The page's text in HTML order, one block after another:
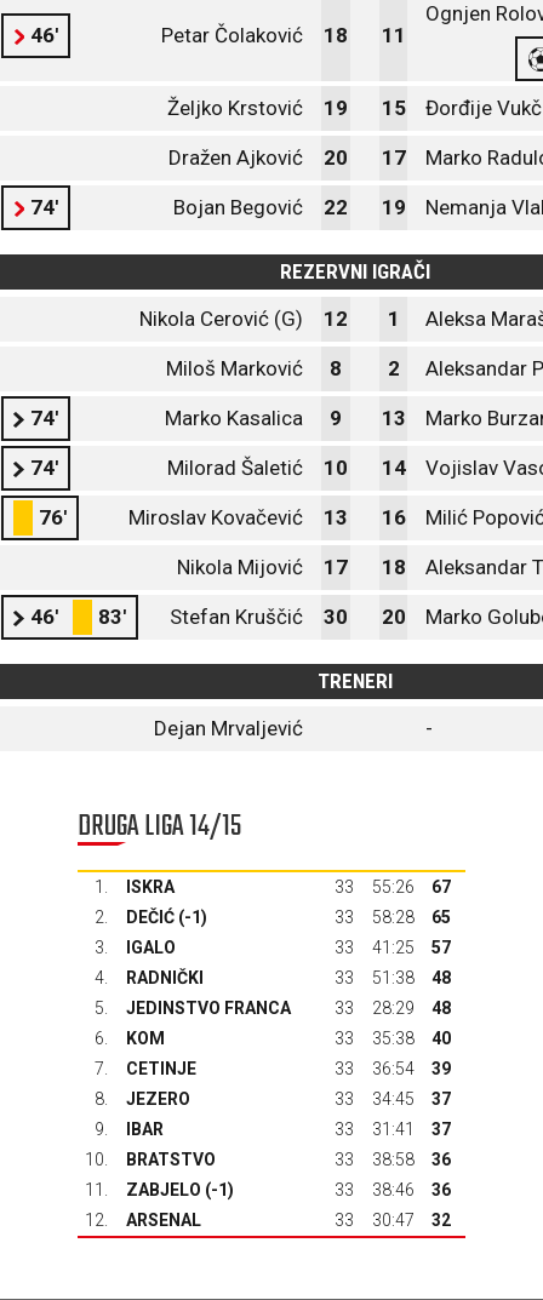
46' Petar Čolaković 18 11
Ognjen
Željko Krstović 19 15 Đorđije
Dražen Ajković 20 17 Marko
74' Bojan Begović 22 19 Nemanja
REZERVNI IGRAČI
Nikola Cerović (G)
12 1 Aleksa
Miloš Marković 8 2 Aleksandar
74' Marko Kasalica 9 13 Marko
74' Milorad Šaletić 10 14 Vojislav
76' Miroslav Kovačević 13 16 Milić
Nikola Mijović 17 18 Aleksandar
46' 83' Stefan Kruščić 30 20 Marko
TRENERI
Dejan Mrvaljević
-
DRUGA LIGA 14/15
1. ISKRA 33 55:26
67
2.
DEČIĆ (-1) 33 58:28
65
3.
IGALO 33 41:25
57
4.
RADNIČKI 33 51:38
48
5.
JEDINSTVO FRANCA 33 28:29
48
6.
KOM 33 35:38
40
7.
CETINJE 33 36:54
39
8.
JEZERO 33 34:45
37
9.
IBAR 33 31:41
37
10.
BRATSTVO 33 38:58
36
11.
ZABJELO (-1) 33 38:46
36
12.
ARSENAL 33 30:47 32